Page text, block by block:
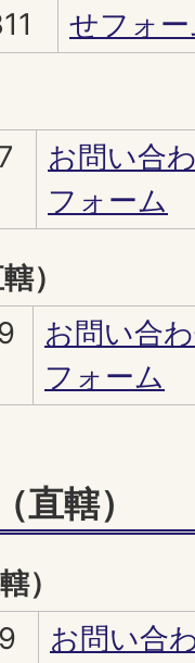
せフォ
お問い合
フォーム
）
お問い合
フォーム
直轄）
）
お問い合